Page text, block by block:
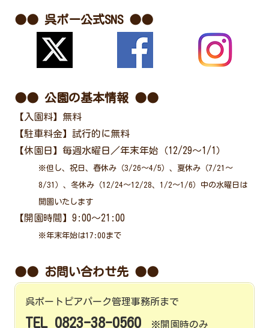
●● 呉ポー公式SNS ●●
●● 公園の基本情報 ●●
【入園料】無料
【駐車料金】試行的に無料
【休園日】毎週水曜日／年末年始（12/29〜1/1）
※但し、祝日、春休み（3/26〜4/5）、夏休み（7/21〜
8/31）、冬休み（12/24〜12/28、1/2〜1/6）中の水曜日は
開園いたします
【開園時間】9:00〜21:00
※年末年始は17:00まで
●● お問い合わせ先 ●●
呉ポートピアパーク管理事務所まで
TEL 0823-38-0560 ※開園時のみ